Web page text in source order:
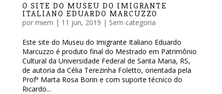
O SITE DO MUSEU DO IMIGRANTE
ITALIANO EDUARDO MARCUZZO
por miem | 11 jun, 2019 | Sem categoria
Este site do Museu do Imigrante Italiano Eduardo
Marcuzzo é produto final do Mestrado em Patrimônio
Cultural da Universidade Federal de Santa Maria, RS,
de autoria da Célia Terezinha Foletto, orientada pela
Profª Marta Rosa Borin e com suporte técnico do
Ricardo...